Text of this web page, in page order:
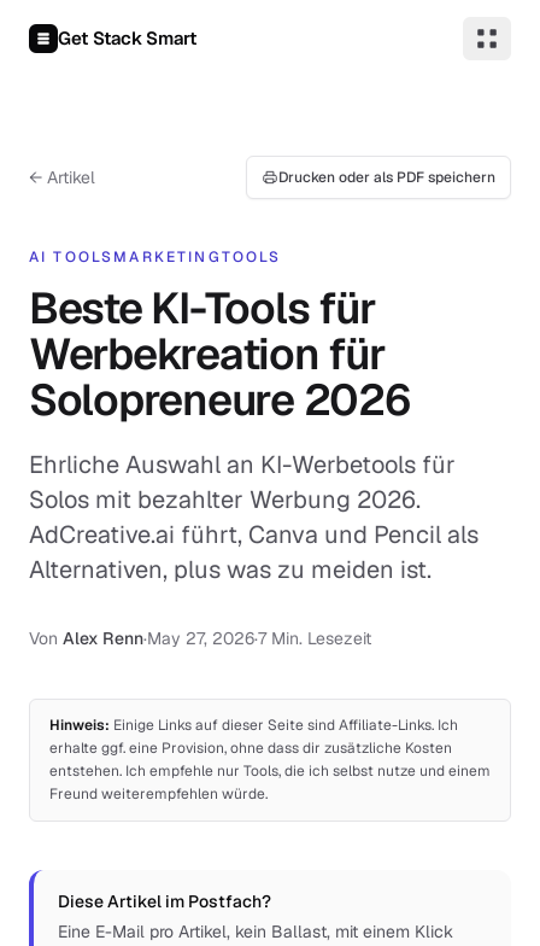
Get Stack Smart
← Artikel Drucken oder als PDF speichern
AI TOOLSMARKETINGTOOLS
Beste KI-Tools für
Werbekreation für
Solopreneure 2026
Ehrliche Auswahl an KI-Werbetools für
Solos mit bezahlter Werbung 2026.
AdCreative.ai führt, Canva und Pencil als
Alternativen, plus was zu meiden ist.
Von Alex Renn·May 27, 2026·7 Min. Lesezeit
Hinweis: Einige Links auf dieser Seite sind Affiliate-Links. Ich
erhalte ggf. eine Provision, ohne dass dir zusätzliche Kosten
entstehen. Ich empfehle nur Tools, die ich selbst nutze und einem
Freund weiterempfehlen würde.
Diese Artikel im Postfach?
Eine E-Mail pro Artikel, kein Ballast, mit einem Klick